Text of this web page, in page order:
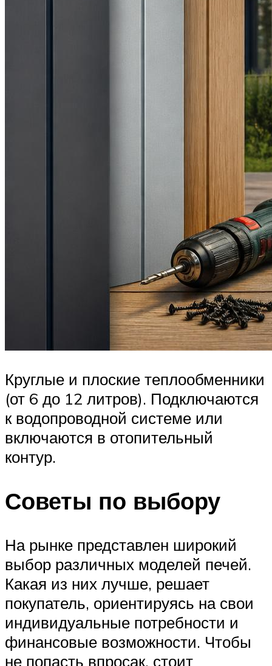
Круглые и плоские теплообменники
(от 6 до 12 литров). Подключаются
к водопроводной системе или
включаются в отопительный
контур.
Советы по выбору
На рынке представлен широкий
выбор различных моделей печей.
Какая из них лучше, решает
покупатель, ориентируясь на свои
индивидуальные потребности и
финансовые возможности. Чтобы
не попасть впросак, стоит